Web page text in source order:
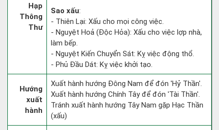
Hạp
Thông
Thư
Sao xấu:
- Thiên Lại: Xấu cho mọi công việc.
- Nguyệt Hoả (Độc Hỏa): Xấu cho việc lợp nhà,
làm bếp.
- Nguyệt Kiến Chuyển Sát: Kỵ việc động thổ.
- Phủ Đầu Dát: Kỵ việc khởi tạo.
Hướng
xuất
hành
Xuất hành hướng Đông Nam để đón 'Hỷ Thần'.
Xuất hành hướng Chính Tây để đón 'Tài Thần'.
Tránh xuất hành hướng Tây Nam gặp Hạc Thần
(xấu)